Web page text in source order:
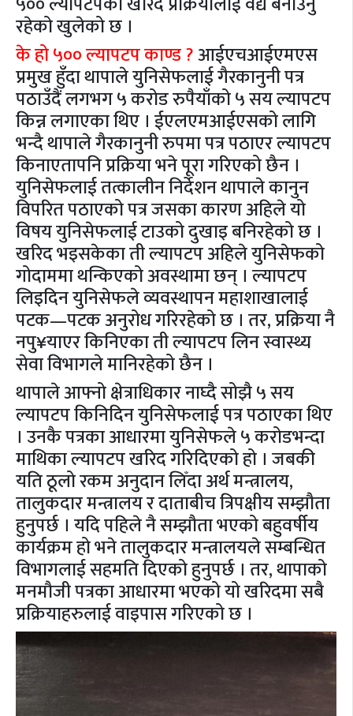
रहेको खुलेको छ ।
के हो ५०० ल्यापटप काण्ड ?आईएचआईएमएस
प्रमुख हुँदा थापाले युनिसेफलाई गैरकानुनी पत्र
पठाउँदैं लगभग ५ करोड रुपैयाँको ५ सय ल्यापटप
किन्न लगाएका थिए । ईएलएमआईएसको लागि
भन्दै थापाले गैरकानुनी रुपमा पत्र पठाएर ल्यापटप
किनाएतापनि प्रक्रिया भने पूरा गरिएको छैन ।
युनिसेफलाई तत्कालीन निर्देशन थापाले कानुन
विपरित पठाएको पत्र जसका कारण अहिले यो
विषय युनिसेफलाई टाउको दुखाइ बनिरहेको छ ।
खरिद भइसकेका ती ल्यापटप अहिले युनिसेफको
गोदाममा थन्किएको अवस्थामा छन् । ल्यापटप
लिइदिन युनिसेफले व्यवस्थापन महाशाखालाई
पटक—पटक अनुरोध गरिरहेको छ । तर, प्रक्रिया नै
नपु¥याएर किनिएका ती ल्यापटप लिन स्वास्थ्य
सेवा विभागले मानिरहेको छैन ।
थापाले आफ्नो क्षेत्राधिकार नाघ्दै सोझै ५ सय
ल्यापटप किनिदिन युनिसेफलाई पत्र पठाएका थिए
। उनकै पत्रका आधारमा युनिसेफले ५ करोडभन्दा
माथिका ल्यापटप खरिद गरिदिएको हो । जबकी
यति ठूलो रकम अनुदान लिँदा अर्थ मन्त्रालय,
तालुकदार मन्त्रालय र दाताबीच त्रिपक्षीय सम्झौता
हुनुपर्छ । यदि पहिले नै सम्झौता भएको बहुवर्षीय
कार्यक्रम हो भने तालुकदार मन्त्रालयले सम्बन्धित
विभागलाई सहमति दिएको हुनुपर्छ । तर, थापाको
मनमौजी पत्रका आधारमा भएको यो खरिदमा सबै
प्रक्रियाहरुलाई वाइपास गरिएको छ ।